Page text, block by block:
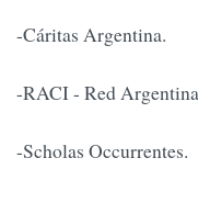
-Cáritas Argentina.
-RACI - Red
-Scholas Occurrentes.